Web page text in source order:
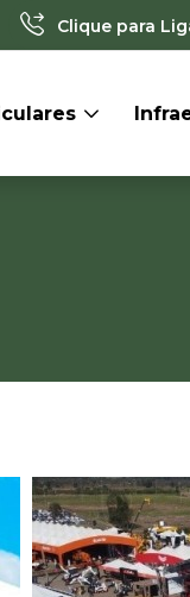
Clique para